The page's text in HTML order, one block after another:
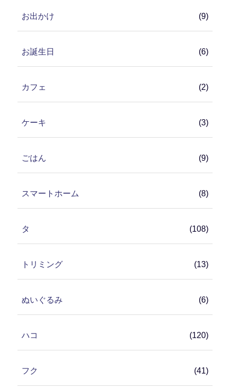
お出かけ (9)
お誕生日 (6)
カフェ (2)
ケーキ (3)
ごはん (9)
スマートホーム (8)
タ (108)
トリミング (13)
ぬいぐるみ (6)
ハコ (120)
フク (41)